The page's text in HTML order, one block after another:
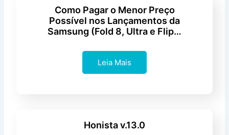
Como Pagar o Menor Preço
Possível nos Lançamentos da
Samsung (Fold 8, Ultra e Flip…
Leia Mais
Honista v.13.0